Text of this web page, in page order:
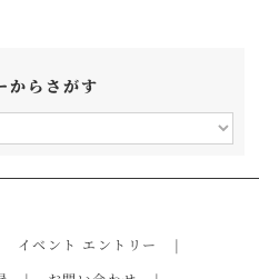
からさがす
イベント エントリー